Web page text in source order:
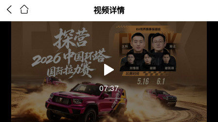
  视频详情
07:37